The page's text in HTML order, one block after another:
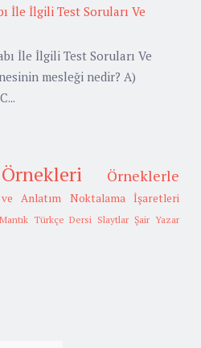
İle İlgili Test Soruları Ve
İle İlgili Test Soruları Ve
mesleği nedir? A)
Örneklerle
Anlatım
Noktalama İşaretleri
Türkçe Dersi Slaytlar Şair Yazar